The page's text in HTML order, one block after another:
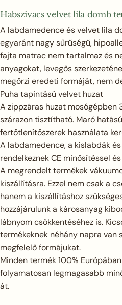
Habszivacs velvet lila domb
A labdamedence és velvet lila
egyaránt nagy sűrűségű,
fajta matrac nem tartalmaz és
anyagokat, levegős
megőrzi eredeti formáját, nem
Puha tapintású velvet huzat
A zippzáras huzat mosógépben
szárazon tisztítható. Maró
fertőtlenítőszerek használata
A labdamedence, a kislabdák
rendelkeznek CE minősítéssel
A megrendelt termékek
kiszállításra. Ezzel nem csak a
hanem a kiszállításhoz
hozzájárulunk a károsanyag
lábnyom csökkentéséhez is.
termékeknek néhány napra van
megfelelő formájukat.
Minden termék 100%
folyamatosan legmagasabb
át.